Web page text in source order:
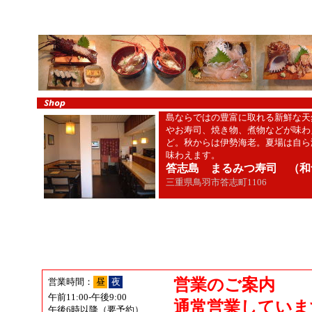
営業時間： 昼
夜
午前11:00-午後9:00
午後6時以降（要予約）
営業のご案内
通常営業してい
島ならではの豊富に取れる新鮮な
やお寿司、焼き物、煮物などが味
ど。秋からは伊勢海老。夏場は自
味わえます。
答志島 まるみつ寿司 （
三重県鳥羽市答志町1106